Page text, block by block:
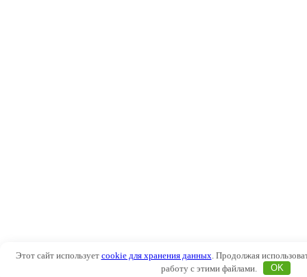
Этот сайт использует cookie для хранения данных . Продолжая
работу с этими файлами.
OK